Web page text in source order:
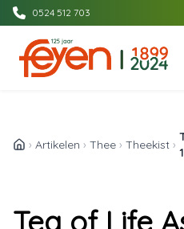
0524 512 703
› Artikelen › Thee › Theekist ›
Tea of Life